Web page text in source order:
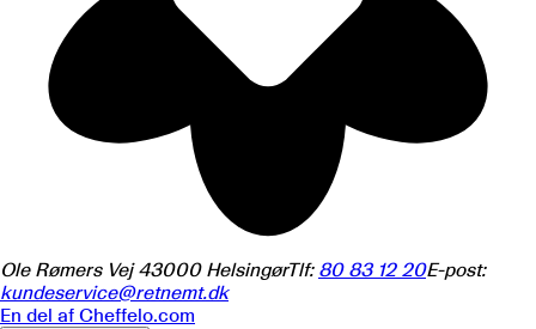
Ole Rømers Vej 43000 HelsingørTlf: 80 83 12 20E-post:
kundeservice@retnemt.dk
En del af Cheffelo.com